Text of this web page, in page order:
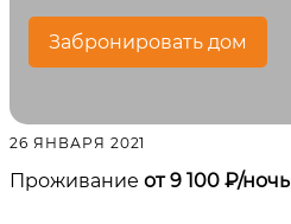
Забронировать дом
26 ЯНВАРЯ 2021
Проживание от 9 100 ₽/ночь